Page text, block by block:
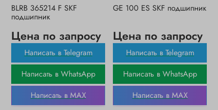
BLRB 365214 F SKF
подшипник
Цена по запросу
Написать в Telegram
Написать в WhatsApp
Написать в MAX
GE 100 ES SKF подшипник
Цена по запросу
Написать в Telegram
Написать в WhatsApp
Написать в MAX